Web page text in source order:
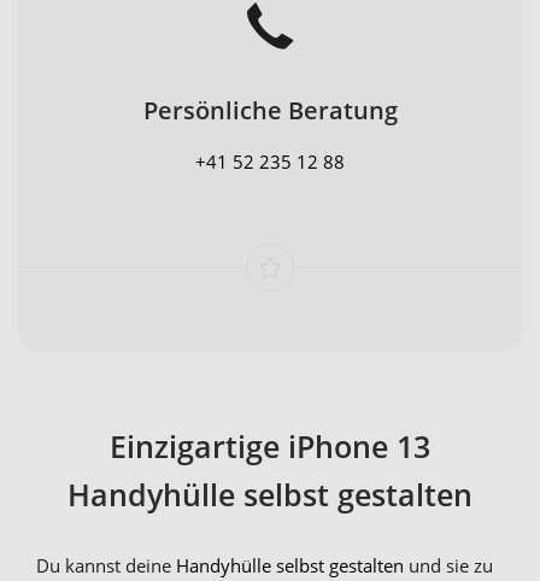
Persönliche Beratung
+41 52 235 12 88
Einzigartige iPhone 13
Handyhülle selbst gestalten
Du kannst deine Handyhülle selbst gestalten und sie zu